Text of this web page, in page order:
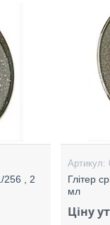
256 , 2
Глітер
мл
Ціну